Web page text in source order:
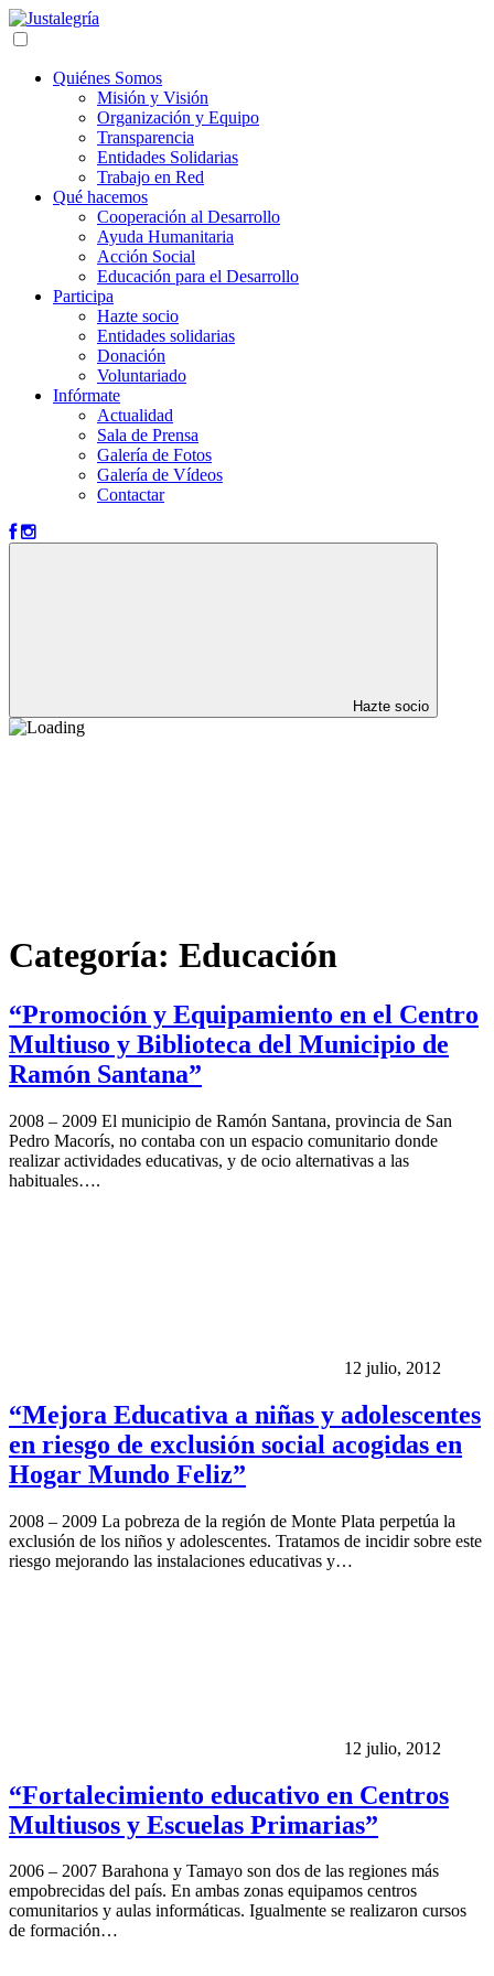
Quiénes Somos
Misión y Visión
Organización y Equipo
Transparencia
Entidades Solidarias
Trabajo en Red
Qué hacemos
Cooperación al Desarrollo
Ayuda Humanitaria
Acción Social
Educación para el Desarrollo
Participa
Hazte socio
Entidades solidarias
Donación
Voluntariado
Infórmate
Actualidad
Sala de Prensa
Galería de Fotos
Galería de Vídeos
Contactar
Hazte socio
Categoría: Educación
“Promoción y Equipamiento en el Centro
Multiuso y Biblioteca del Municipio de
Ramón Santana”
2008 – 2009 El municipio de Ramón Santana, provincia de San
Pedro Macorís, no contaba con un espacio comunitario donde
realizar actividades educativas, y de ocio alternativas a las
habituales….
12 julio, 2012
“Mejora Educativa a niñas y adolescentes
en riesgo de exclusión social acogidas en
Hogar Mundo Feliz”
2008 – 2009 La pobreza de la región de Monte Plata perpetúa la
exclusión de los niños y adolescentes. Tratamos de incidir sobre este
riesgo mejorando las instalaciones educativas y…
12 julio, 2012
“Fortalecimiento educativo en Centros
Multiusos y Escuelas Primarias”
2006 – 2007 Barahona y Tamayo son dos de las regiones más
empobrecidas del país. En ambas zonas equipamos centros
comunitarios y aulas informáticas. Igualmente se realizaron cursos
de formación…